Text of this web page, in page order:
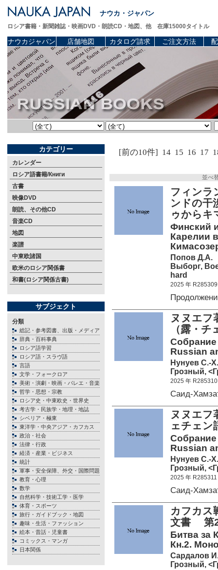
ナウカ・ジャパン
ロシア書籍・新聞雑誌・映画DVD・朗読CD・地図、他 在庫15000タイトル
ナウカジャパン 店舗地図 カタログ請求 ご注文方法
カテゴリー
カレンダー
ロシア語書籍/Книги
古書
映像DVD
朗読、その他CD
音楽CD
地図
楽譜
中東欧諸国
欧米のロシア関係書
和書(ロシア関係古書)
サブジェクト
分類
総記・参考図書、出版・メディア
辞典・百科事典
ロシア語学習
ロシア語・スラヴ語
言語
文学・フォークロア
美術・演劇・映画・バレエ・音楽
哲学・思想・宗教
ロシア史・中東欧史・世界史
考古学・民族学・地理・地誌
シベリア・極東
東洋学・中央アジア・カフカス
政治・社会
法律・行政
経済・産業・ビジネス
統計
軍事・安全保障、外交・国際問題
教育・心理
数学
自然科学・技術工学・医学
体育・スポーツ
旅行・ガイドブック・地図
趣味・生活・ファッション
絵本・昔話・児童書
コミックス・マンガ
日本関係
[前の10件] 14 15 16 17
並べ
フィン
ンドの
ゥから
Финский
Карелии
Попов Д.А.
Выборг,
hard
2025 年 R285309
ヌヌエ
（露・
Собрание
Russian
Нунуев С.-
Грозный,
2025 年 R285310
Саид-
ヌヌエ
ェチェ
Собрание
Russian
Нунуев С.-
Грозный,
2025 年 R285311
Саид-
カフカス
文書
Битва за
Кн.2.
Сардалов
Грозный,